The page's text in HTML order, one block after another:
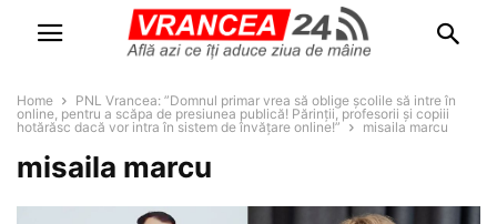
Home
PNL Vrancea: ”Domnul primar vrea să oblige școlile să intre în
online, pentru a scăpa de presiunea publică! Părinții, profesorii și copiii
hotărăsc dacă vor intra în sistem de învățare online!”
misaila marcu
misaila marcu